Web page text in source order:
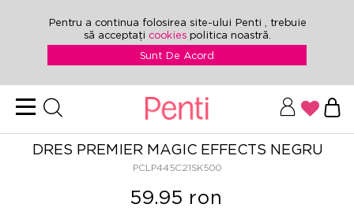
Pentru a continua folosirea site-ului Penti , trebuie
să acceptați cookies politica noastră.
Sunt De Acord
DRES PREMIER MAGIC EFFECTS NEGRU
PCLP445C21SK500
59.95 ron